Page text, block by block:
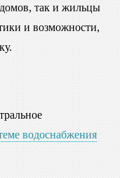
так и жильцы
и возможности,
водоснабжения